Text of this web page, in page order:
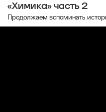
«Химика» часть 2
Продолжаем вспоминать